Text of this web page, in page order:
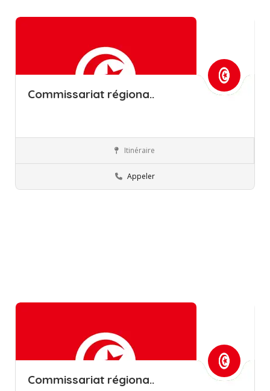
Commissariat régiona..
Commissions régionales de l’éducation
Itinéraire
Appeler
Commissariat régiona..